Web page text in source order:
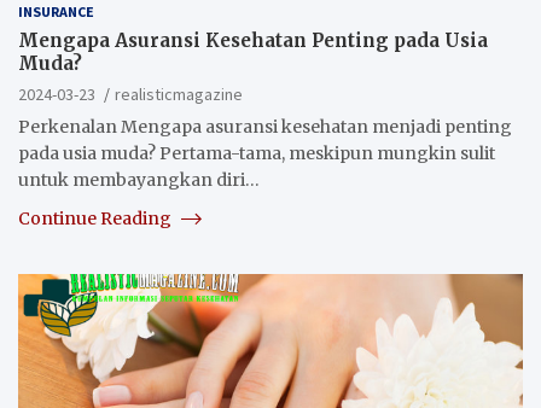
INSURANCE
Mengapa Asuransi Kesehatan Penting pada Usia
Muda?
2024-03-23
realisticmagazine
Perkenalan Mengapa asuransi kesehatan menjadi penting
pada usia muda? Pertama-tama, meskipun mungkin sulit
untuk membayangkan diri…
Continue Reading